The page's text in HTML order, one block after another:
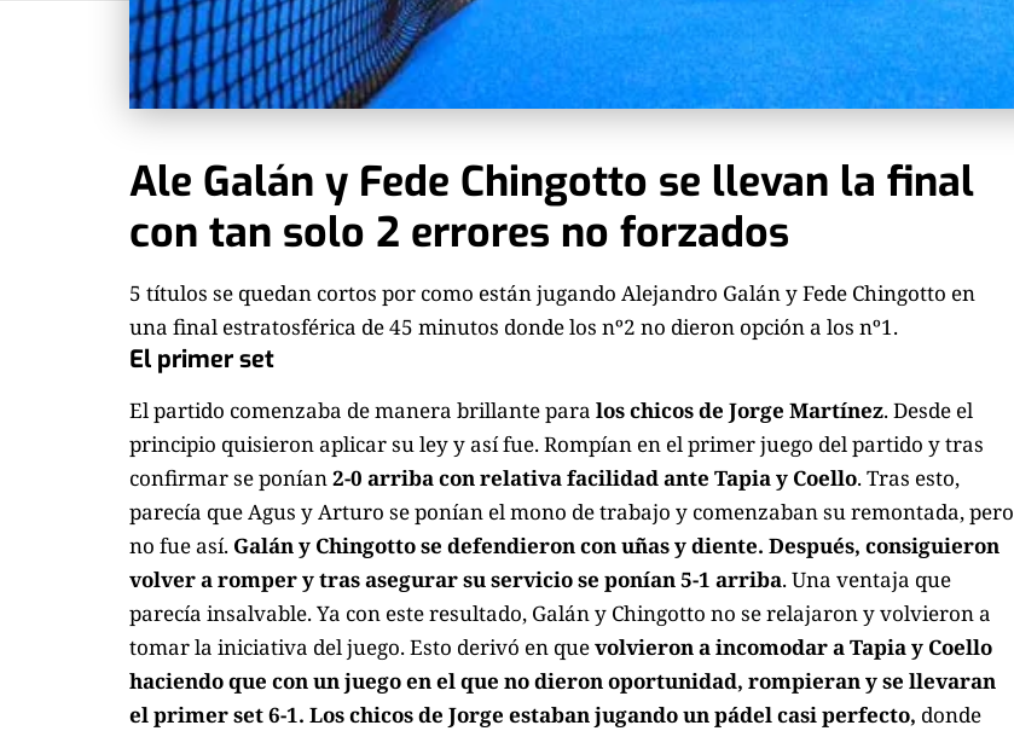
Ale Galán y Fede Chingotto se llevan la final
con tan solo 2 errores no forzados
5 títulos se quedan cortos por como están jugando Alejandro Galán y Fede Chingotto en
una final estratosférica de 45 minutos donde los nº2 no dieron opción a los nº1.
El primer set
El partido comenzaba de manera brillante para los chicos de Jorge Martínez. Desde el
principio quisieron aplicar su ley y así fue. Rompían en el primer juego del partido y tras
confirmar se ponían2-0 arriba con relativa facilidad ante Tapia y Coello. Tras esto,
parecía que Agus y Arturo se ponían el mono de trabajo y comenzaban su remontada, pero
no fue así. Galán y Chingotto se defendieron con uñas y diente. Después, consiguieron
volver a romper y tras asegurar su servicio se ponían 5-1 arriba. Una ventaja que
parecía insalvable. Ya con este resultado, Galán y Chingotto no se relajaron y volvieron a
tomar la iniciativa del juego. Esto derivó en quevolvieron a incomodar a Tapia y Coello
haciendo que con un juego en el que no dieron oportunidad, rompieran y se llevaran
el primer set 6-1. Los chicos de Jorge estaban jugando un pádel casi perfecto, donde